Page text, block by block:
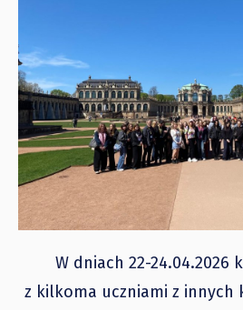
W dniach 22-24.04.2026
z kilkoma uczniami z innych